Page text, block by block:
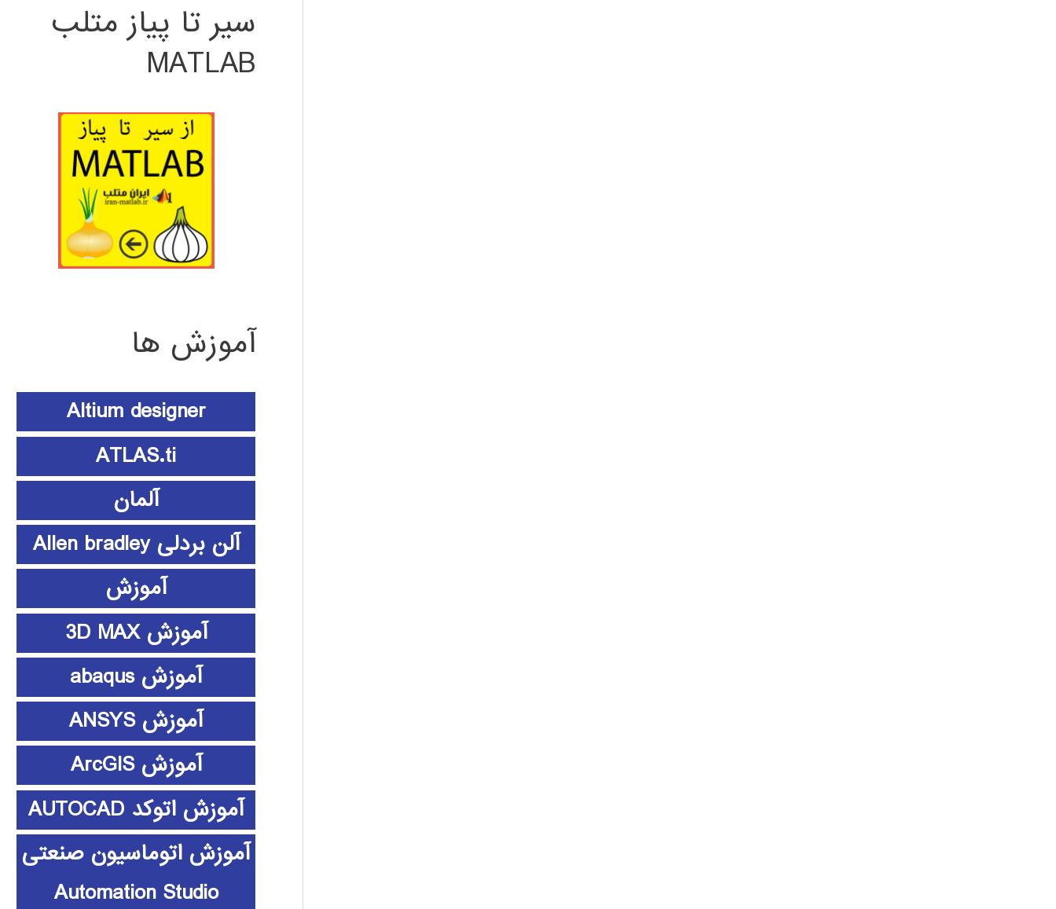
سیر تا پیاز متلب
MATLAB
آموزش ها
Altium designer
ATLAS.ti
آلمان
آلن بردلی Allen bradley
آموزش
آموزش 3D MAX
آموزش abaqus
آموزش ANSYS
آموزش ArcGIS
آموزش اتوکد AUTOCAD
آموزش اتوماسیون صنعتی
Automation Studio